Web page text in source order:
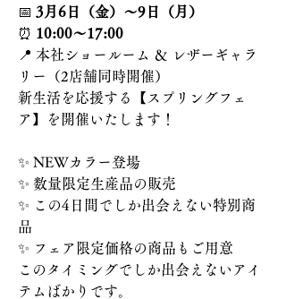
📅 3月6日（金）～9日（月）
⏰ 10:00～17:00
📍 本社ショールーム ＆ レザーギャラ
リー（2店舗同時開催）
新生活を応援する【スプリングフェ
ア】を開催いたします！
✨ NEWカラー登場
✨ 数量限定生産品の販売
✨ この4日間でしか出会えない特別商
品
✨ フェア限定価格の商品もご用意
このタイミングでしか出会えないアイ
テムばかりです。